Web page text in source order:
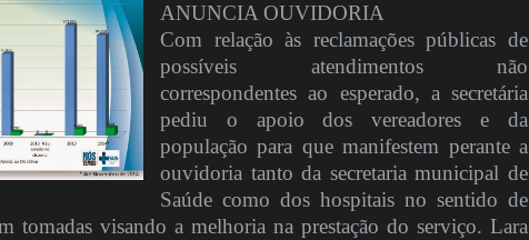
ANUNCIA OUVIDORIA
Com relação às reclamações públicas de
possíveis atendimentos não
correspondentes ao esperado, a secretária
pediu o apoio dos vereadores e da
população para que manifestem perante a
ouvidoria tanto da secretaria municipal de
Saúde como dos hospitais no sentido de
tomadas visando a melhoria na prestação do serviço. Lara